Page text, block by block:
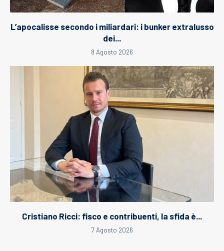
L’apocalisse secondo i miliardari: i bunker extralusso
dei...
8 Agosto 2026
Cristiano Ricci: fisco e contribuenti, la sfida è...
7 Agosto 2026